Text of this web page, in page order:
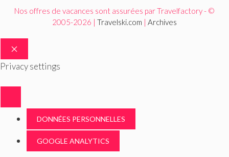
Nos offres de vacances sont assurées par Travelfactory - ©
2005-2026 | Travelski.com Archives
FERMER
Privacy settings
DONNÉES PERSONNELLES
GOOGLE ANALYTICS